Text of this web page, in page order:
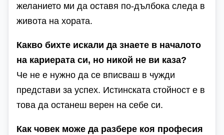
желанието ми да оставя по-дълбока следа в
живота на хората.
Какво бихте искали да знаете в началото
на кариерата си, но никой не ви каза?
Че не е нужно да се вписваш в чужди
представи за успех. Истинската стойност е в
това да останеш верен на себе си.
Как човек може да разбере коя професия